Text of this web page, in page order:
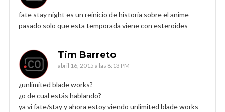
fate stay night es un reinicio de historia sobre el anime
pasado solo que esta temporada viene con esteroides
Tim Barreto
abril 16, 2015 a las 8:13 PM
¿unlimited blade works?
¿o de cual estás hablando?
ya vi fate/stay y ahora estoy viendo unlimited blade works